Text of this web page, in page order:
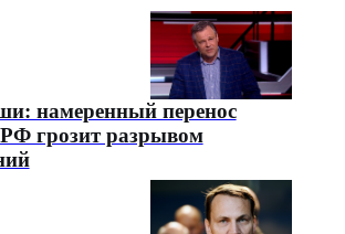
намеренный перенос
РФ грозит разрывом